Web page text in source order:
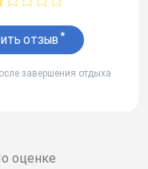
оценке
ОТЗЫВ *
завершения отдыха